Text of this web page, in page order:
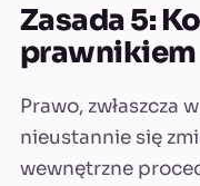
Zasada 5:
prawnikiem
Prawo, zwłaszcza
nieustannie się
wewnętrzne